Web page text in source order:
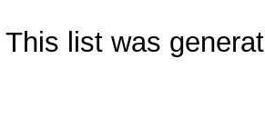
This list was